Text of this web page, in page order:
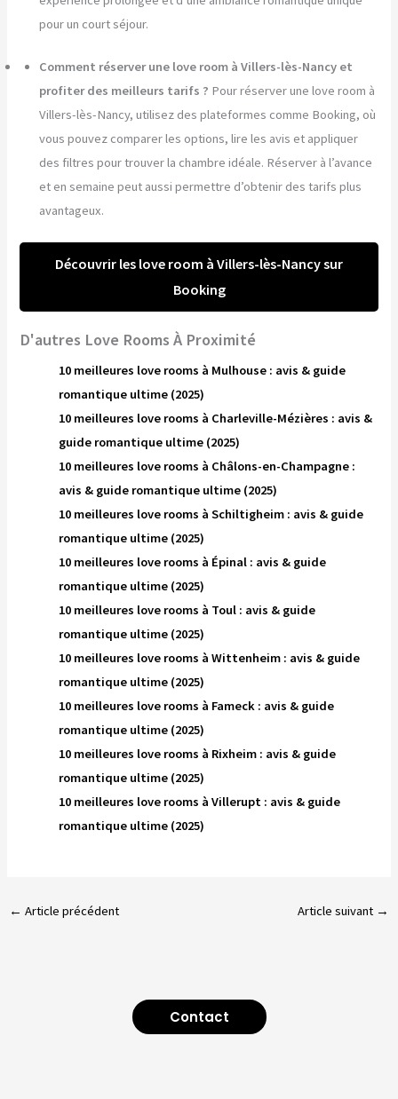
pour un court séjour.
Comment réserver une love room à Villers-lès-Nancy et
profiter des meilleurs tarifs ? Pour réserver une love room à
Villers-lès-Nancy, utilisez des plateformes comme Booking, où
vous pouvez comparer les options, lire les avis et appliquer
des filtres pour trouver la chambre idéale. Réserver à l’avance
et en semaine peut aussi permettre d’obtenir des tarifs plus
avantageux.
Découvrir les love room à Villers-lès-Nancy sur
Booking
D'autres Love Rooms À Proximité
10 meilleures love rooms à Mulhouse : avis & guide
romantique ultime (2025)
10 meilleures love rooms à Charleville-Mézières : avis &
guide romantique ultime (2025)
10 meilleures love rooms à Châlons-en-Champagne :
avis & guide romantique ultime (2025)
10 meilleures love rooms à Schiltigheim : avis & guide
romantique ultime (2025)
10 meilleures love rooms à Épinal : avis & guide
romantique ultime (2025)
10 meilleures love rooms à Toul : avis & guide
romantique ultime (2025)
10 meilleures love rooms à Wittenheim : avis & guide
romantique ultime (2025)
10 meilleures love rooms à Fameck : avis & guide
romantique ultime (2025)
10 meilleures love rooms à Rixheim : avis & guide
romantique ultime (2025)
10 meilleures love rooms à Villerupt : avis & guide
romantique ultime (2025)
← Article précédent Article suivant →
Contact